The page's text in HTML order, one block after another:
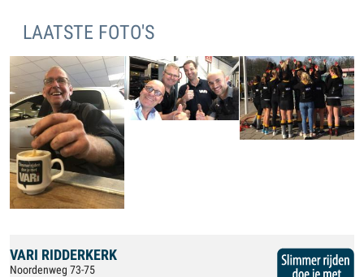
LAATSTE FOTO'S
VARI RIDDERKERK
Noordenweg 73-75